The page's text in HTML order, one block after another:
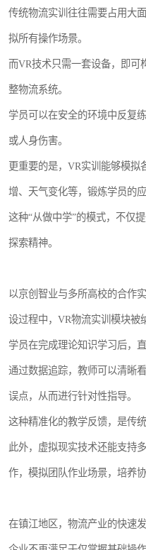
传统物流实训往往需要占用大
拟所有操作场景。
而VR技术只需一套设备，即可
整物流系统。
学员可以在安全的环境中反复
或人身伤害。
更重要的是，VR实训能够模
增、天气变化等，锻炼学员的应
这种“从做中学”的模式，不仅
探索精神。
以京创智业与多所高校的合作
设过程中，VR物流实训模块被
学员在完成理论知识学习后，
通过数据追踪，教师可以清晰
误点，从而进行针对性指导。
这种精准化的教学反馈，是传
此外，虚拟现实技术还能支持
作，模拟团队作业场景，培养协
在镇江地区，物流产业的快速